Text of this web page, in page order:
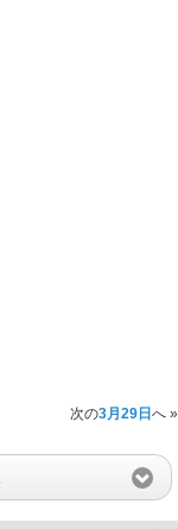
次の3月29日 へ »